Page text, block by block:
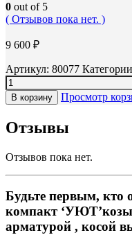
0 out of 5
( Отзывов пока нет. )
9 600 ₽
Артикул: 80077
В корзину Просмотр
Отзывы
Отзывов пока нет.
Будьте первым, кто
компакт
арматурой , косой